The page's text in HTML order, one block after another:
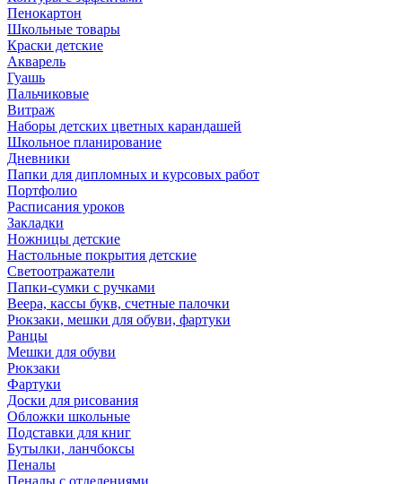
Пенокартон
Школьные товары
Краски детские
Акварель
Гуашь
Пальчиковые
Витраж
Наборы детских цветных карандашей
Школьное планирование
Дневники
Папки для дипломных и курсовых работ
Портфолио
Расписания уроков
Закладки
Ножницы детские
Настольные покрытия детские
Светоотражатели
Папки-сумки с ручками
Веера, кассы букв, счетные палочки
Рюкзаки, мешки для обуви, фартуки
Ранцы
Мешки для обуви
Рюкзаки
Фартуки
Доски для рисования
Обложки школьные
Подставки для книг
Бутылки, ланчбоксы
Пеналы
Пеналы с отделениями